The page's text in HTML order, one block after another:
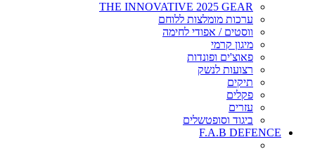
THE INNOVATIVE 2025 GEAR
ערכות מומלצות ללוחם
ווסטים / אפודי לחימה
מיגון קרמי
פאוצ'ים ופונדות
רצועות לנשק
תיקים
פקלים
עזרים
ביגוד וסופטשלים
F.A.B DEFENCE